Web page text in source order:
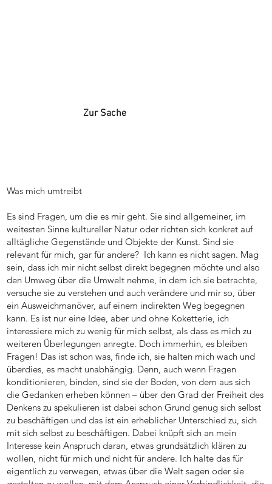
Zur Sache
Was mich umtreibt
Es sind Fragen, um die es mir geht. Sie sind allgemeiner, im
weitesten Sinne kultureller Natur oder richten sich konkret auf
alltägliche Gegenstände und Objekte der Kunst. Sind sie
relevant für mich, gar für andere? Ich kann es nicht sagen. Mag
sein, dass ich mir nicht selbst direkt begegnen möchte und also
den Umweg über die Umwelt nehme, in dem ich sie betrachte,
versuche sie zu verstehen und auch verändere und mir so, über
ein Ausweichmanöver, auf einem indirekten Weg begegnen
kann. Es ist nur eine Idee, aber und ohne Koketterie, ich
interessiere mich zu wenig für mich selbst, als dass es mich zu
weiteren Überlegungen anregte. Doch immerhin, es bleiben
Fragen! Das ist schon was, finde ich, sie halten mich wach und
überdies, es macht unabhängig. Denn, auch wenn Fragen
konditionieren, binden, sind sie der Boden, von dem aus sich
die Gedanken erheben können – über den Grad der Freiheit des
Denkens zu spekulieren ist dabei schon Grund genug sich selbst
zu beschäftigen und das ist ein erheblicher Unterschied zu, sich
mit sich selbst zu beschäftigen. Dabei knüpft sich an mein
Interesse kein Anspruch daran, etwas grundsätzlich klären zu
wollen, nicht für mich und nicht für andere. Ich halte das für
eigentlich zu verwegen, etwas über die Welt sagen oder sie